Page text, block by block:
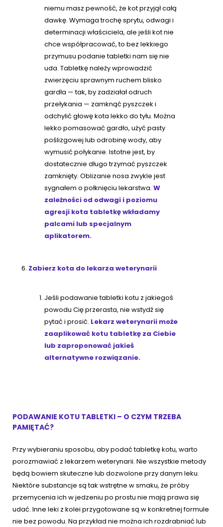
niemu masz pewność, że kot przyjął całą
dawkę. Wymaga trochę sprytu, odwagi i
determinacji właściciela, ale jeśli kot nie
chce współpracować, to bez lekkiego
przymusu podanie tabletki nam się nie
uda. Tabletkę należy wprowadzić
zwierzęciu sprawnym ruchem blisko
gardła — tak, by zadziałał odruch
przełykania — zamknąć pyszczek i
odchylić głowę kota lekko do tyłu. Można
lekko pomasować gardło, użyć pasty
poślizgowej lub odrobinę wody, aby
wymusić połykanie. Istotne jest, by
dostatecznie długo trzymać pyszczek
zamknięty. Oblizanie nosa zwykle jest
sygnałem o połknięciu lekarstwa. W
zależności od odwagi i poziomu
agresji kota tabletkę wkładamy
palcami lub specjalnym
aplikatorem.
Zabierz kota do lekarza weterynarii
Jeśli podawanie tabletki kotu z jakiegoś
powodu Cię przerasta, nie wstydź się
pytać i prosić. Lekarz weterynarii może
zaaplikować kotu tabletkę za Ciebie
lub zaproponować jakieś
alternatywne rozwiązanie.
PODAWANIE KOTU TABLETKI – O CZYM TRZEBA
PAMIĘTAĆ?
Przy wybieraniu sposobu, aby podać tabletkę kotu, warto
porozmawiać z lekarzem weterynarii. Nie wszystkie metody
będą bowiem skuteczne lub dozwolone przy danym leku.
Niektóre substancje są tak wstrętne w smaku, że próby
przemycenia ich w jedzeniu po prostu nie mają prawa się
udać. Inne leki z kolei przygotowane są w konkretnej formule
nie bez powodu. Na przykład nie można ich rozdrabniać lub